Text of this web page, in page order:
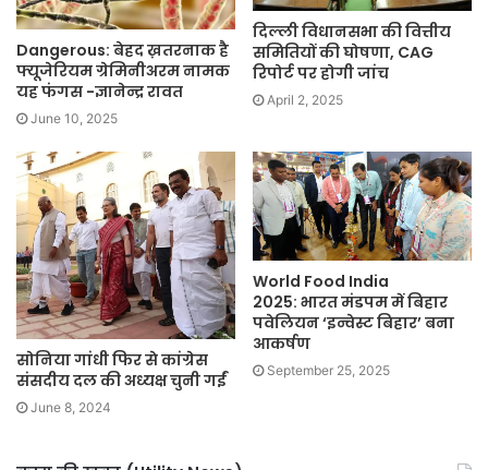
Dangerous: बेहद ख़तरनाक है
फ्यूजेरियम ग्रेमिनीअरम नामक
यह फंगस -ज्ञानेन्द्र रावत
June 10, 2025
दिल्ली विधानसभा की वित्तीय
समितियों की घोषणा, CAG
रिपोर्ट पर होगी जांच
April 2, 2025
सोनिया गांधी फिर से कांग्रेस
संसदीय दल की अध्यक्ष चुनी गईं
June 8, 2024
World Food India
2025: भारत मंडपम में बिहार
पवेलियन ‘इन्वेस्ट बिहार’ बना
आकर्षण
September 25, 2025